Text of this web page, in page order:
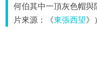
何伯其中一頂灰色帽與
片來源：《東張西望》